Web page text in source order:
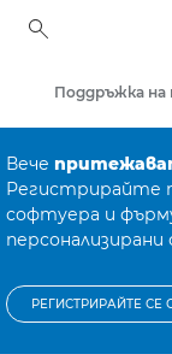
Вече
Регистрирайте
софтуера и
РЕГИСТРИРАЙТЕ СЕ